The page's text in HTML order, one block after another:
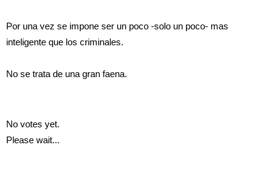
Por una vez se impone ser un poco -solo un poco- mas
inteligente que los criminales.
No se trata de una gran faena.
No votes yet.
Please wait...